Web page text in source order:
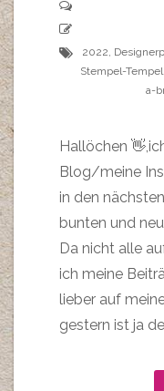
2022
Stempel-Tempel
a-
Hallöchen
Blog/meine
in den
bunten und
Da nicht alle
ich meine
lieber auf
gestern ist ja